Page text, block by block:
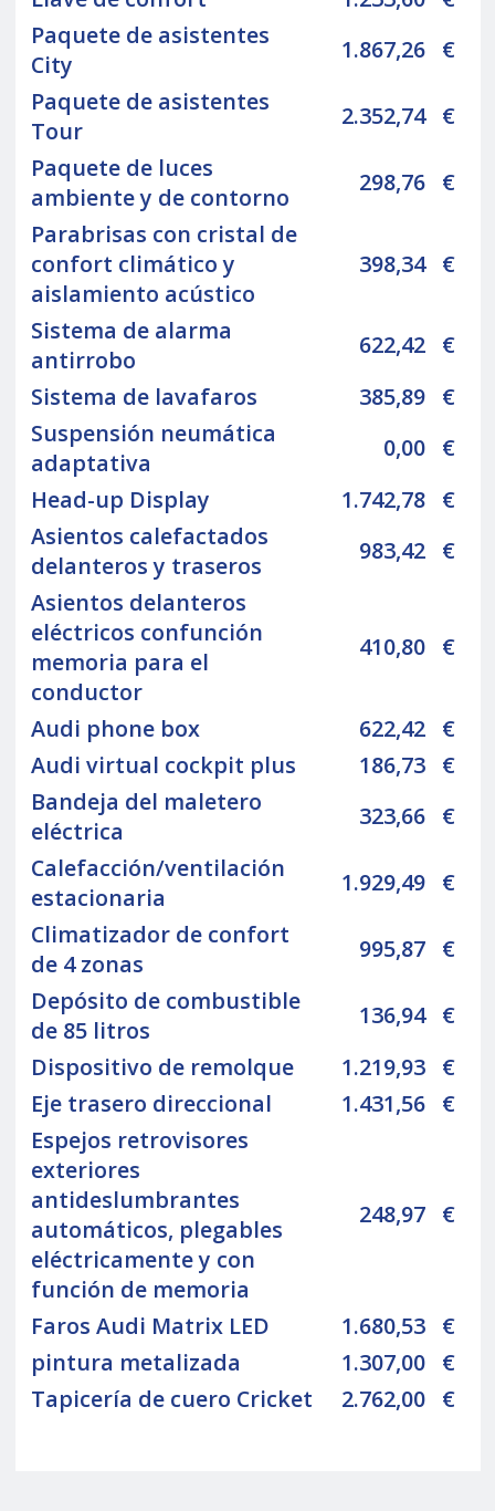
Paquete de asistentes
City
1.867,26 €
Paquete de asistentes
Tour
2.352,74 €
Paquete de luces
ambiente y de contorno
298,76 €
Parabrisas con cristal de
confort climático y
aislamiento acústico
398,34 €
Sistema de alarma
antirrobo
622,42 €
Sistema de lavafaros
385,89 €
Suspensión neumática
adaptativa
0,00 €
Head-up Display
1.742,78 €
Asientos calefactados
delanteros y traseros
983,42 €
Asientos delanteros
eléctricos confunción
memoria para el
conductor
410,80 €
Audi phone box 622,42 €
Audi virtual cockpit plus
186,73 €
Bandeja del maletero
eléctrica
323,66 €
Calefacción/ventilación
estacionaria
1.929,49 €
Climatizador de confort
de 4 zonas
995,87 €
Depósito de combustible
de 85 litros
136,94 €
Dispositivo de remolque
1.219,93 €
Eje trasero direccional
1.431,56 €
Espejos retrovisores
exteriores
antideslumbrantes
automáticos, plegables
eléctricamente y con
función de memoria
248,97 €
Faros Audi Matrix LED 1.680,53 €
pintura metalizada
1.307,00 €
Tapicería de cuero Cricket
2.762,00 €